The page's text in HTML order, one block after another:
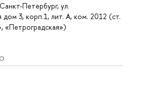
Петербург, ул.
дом 3, корп.1, лит. А, ком. 2012 (ст.
«Петроградская»)